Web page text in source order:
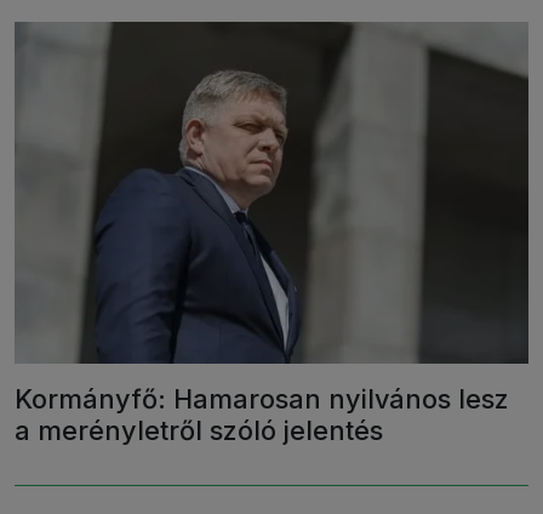
Kormányfő: Hamarosan nyilvános lesz
a merényletről szóló jelentés